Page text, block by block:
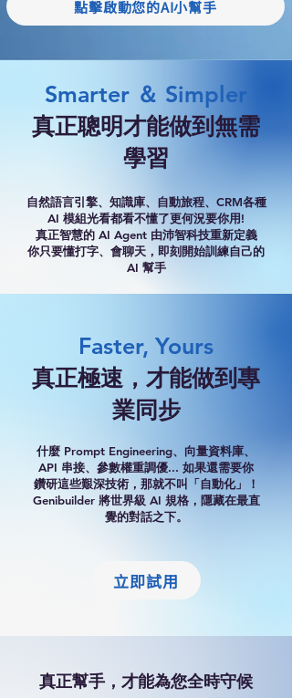
點擊啟動您的AI小幫手
Smarter ＆ Simpler
真正聰明才能做到無需
學習
​自然語言引擎、知識庫、自動旅程、CRM各種
AI 模組光看都看不懂了更何況要你用!
真正智慧的 AI Agent 由沛智科技重新定義
​你只要懂打字、會聊天，即刻開始訓練自己的
AI 幫手
Faster, Yours
真正極速，才能做到專
業同步
​什麼 Prompt Engineering、向量資料庫、
API 串接、參數權重調優... 如果還需要你
鑽研這些艱深技術，那就不叫「自動化」！
Genibuilder 將世界級 AI 規格，隱藏在最直
覺的對話之下。
立即試用
真正幫手，才能為您全時守候